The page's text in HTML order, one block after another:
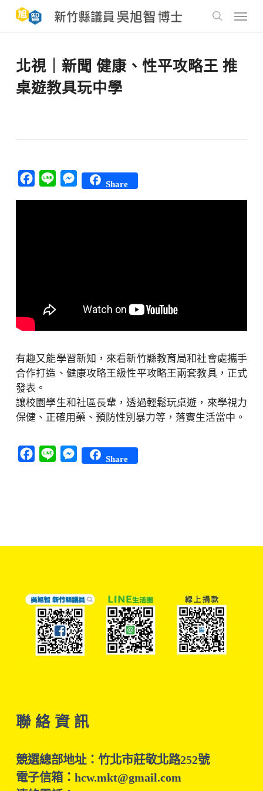
main
Menu
北視｜新聞 健康、性平攻略王 推
桌遊教具玩中學
Facebook
Line Messenger
Share
有趣又能學習新知，來看新竹縣教育局和社會處攜手
合作打造、健康攻略王級性平攻略王兩套教具，正式
發表。
讓校園學生和社區長輩，透過輕鬆玩桌遊，來學視力
保健、正確用藥、預防性別暴力等，落實生活當中。
Facebook
Line Messenger
Share
聯 絡 資 訊
競選總部地址：竹北市莊敬北路252號
電子信箱：hcw.mkt@gmail.com